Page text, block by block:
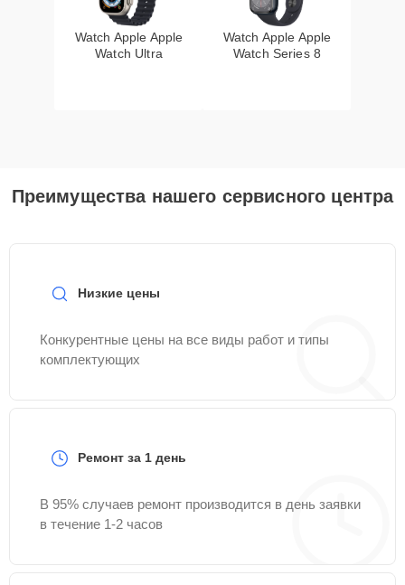
Watch Apple Apple
Watch Ultra
Watch Apple Apple
Watch Series 8
Преимущества нашего сервисного центра
Низкие цены
Конкурентные цены на все виды работ и типы
комплектующих
Ремонт за 1 день
В 95% случаев ремонт производится в день заявки
в течение 1-2 часов